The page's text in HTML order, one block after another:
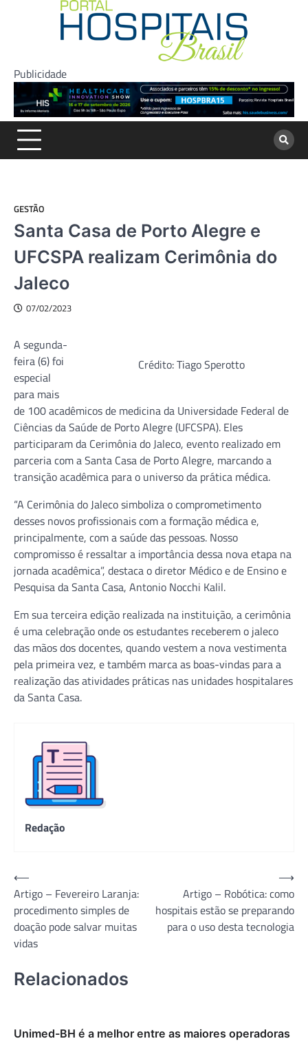
Publicidade
GESTÃO
Santa Casa de Porto Alegre e
UFCSPA realizam Cerimônia do
Jaleco
07/02/2023
Crédito: Tiago Sperotto
A segunda-
feira (6) foi
especial
para mais
de 100 acadêmicos de medicina da Universidade Federal de
Ciências da Saúde de Porto Alegre (UFCSPA). Eles
participaram da Cerimônia do Jaleco, evento realizado em
parceria com a Santa Casa de Porto Alegre, marcando a
transição acadêmica para o universo da prática médica.
“A Cerimônia do Jaleco simboliza o comprometimento
desses novos profissionais com a formação médica e,
principalmente, com a saúde das pessoas. Nosso
compromisso é ressaltar a importância dessa nova etapa na
jornada acadêmica”, destaca o diretor Médico e de Ensino e
Pesquisa da Santa Casa, Antonio Nocchi Kalil.
Em sua terceira edição realizada na instituição, a cerimônia
é uma celebração onde os estudantes receberem o jaleco
das mãos dos docentes, quando vestem a nova vestimenta
pela primeira vez, e também marca as boas-vindas para a
realização das atividades práticas nas unidades hospitalares
da Santa Casa.
Redação
Navegação
de
Post
⟵
Artigo – Fevereiro Laranja:
procedimento simples de
doação pode salvar muitas
vidas
Artigo – Robótica: como
hospitais estão se preparando
para o uso desta tecnologia
⟶
Relacionados
Unimed-BH é a melhor entre as maiores operadoras